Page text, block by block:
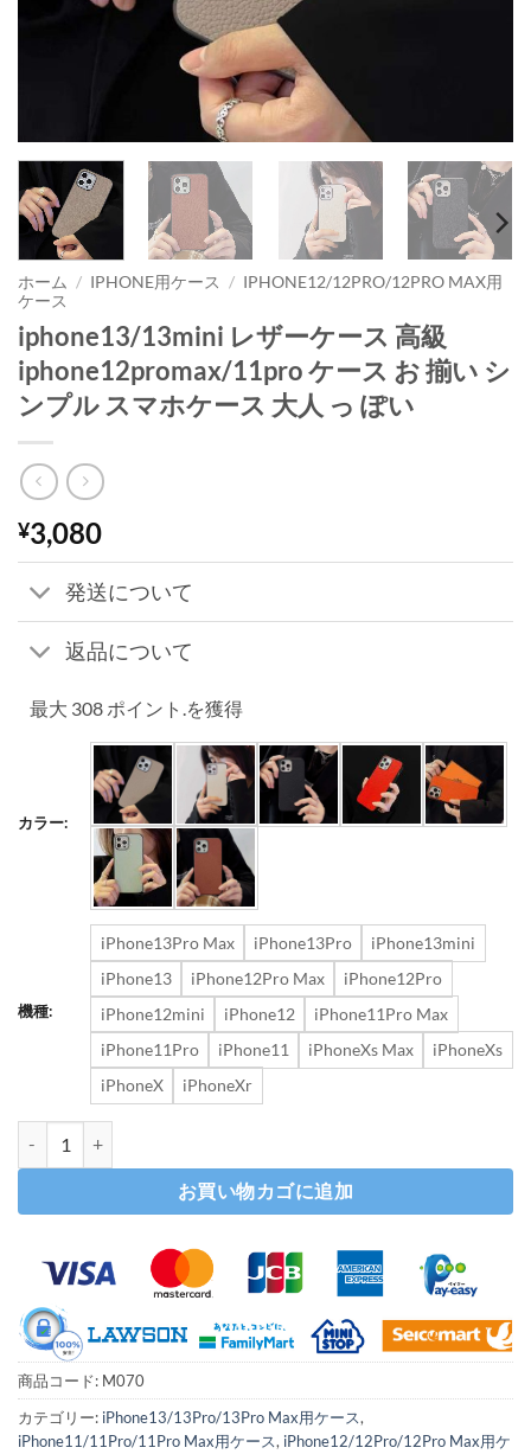
ホーム / IPHONE用ケース / IPHONE12/12PRO/12PRO MAX用
ケース
iphone13/13mini レザーケース 高級
iphone12promax/11pro ケース お 揃い シ
ンプル スマホケース 大人 っ ぽい
¥3,080
発送について
返品について
最大 308 ポイント.を獲得
カラー:
機種:
iPhone13Pro Max iPhone13Pro
iPhone13mini
iPhone13
iPhone12Pro Max
iPhone12Pro
iPhone12mini
iPhone12
iPhone11Pro Max
iPhone11Pro
iPhone11 iPhoneXs Max
iPhoneXs
iPhoneX
iPhoneXr
お買い物カゴに追加
商品コード: M070
カテゴリー: iPhone13/13Pro/13Pro Max用ケース,
iPhone11/11Pro/11Pro Max用ケース, iPhone12/12Pro/12Pro Max用ケ